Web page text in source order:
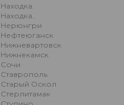
Находка.
Находка..
Нерюнгри
Нефтеюганск
Нижневартовск
Нижнекамск
Сочи
Ставрополь
Старый Оскол
Стерлитамак